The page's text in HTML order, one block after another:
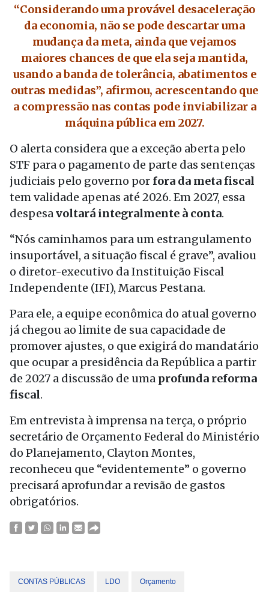
“Considerando uma provável desaceleração
da economia, não se pode descartar uma
mudança da meta, ainda que vejamos
maiores chances de que ela seja mantida,
usando a banda de tolerância, abatimentos e
outras medidas”, afirmou, acrescentando que
a compressão nas contas pode inviabilizar a
máquina pública em 2027.
O alerta considera que a exceção aberta pelo
STF para o pagamento de parte das sentenças
judiciais pelo governo por fora da meta fiscal
tem validade apenas até 2026. Em 2027, essa
despesavoltará integralmente à conta.
“Nós caminhamos para um estrangulamento
insuportável, a situação fiscal é grave”, avaliou
o diretor-executivo da Instituição Fiscal
Independente (IFI), Marcus Pestana.
Para ele, a equipe econômica do atual governo
já chegou ao limite de sua capacidade de
promover ajustes, o que exigirá do mandatário
que ocupar a presidência da República a partir
de 2027 a discussão de uma profunda reforma
fiscal.
Em entrevista à imprensa na terça, o próprio
secretário de Orçamento Federal do Ministério
do Planejamento, Clayton Montes,
reconheceu que “evidentemente” o governo
precisará aprofundar a revisão de gastos
obrigatórios.
CONTAS PÚBLICAS LDO Orçamento